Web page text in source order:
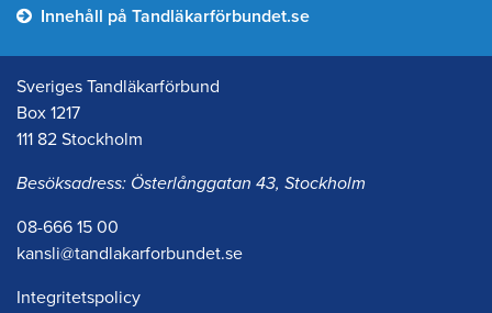
Innehåll på Tandläkarförbundet.se
Sveriges Tandläkarförbund
Box 1217
111 82 Stockholm
Besöksadress: Österlånggatan 43, Stockholm
08-666 15 00
kansli@tandlakarforbundet.se
Integritetspolicy